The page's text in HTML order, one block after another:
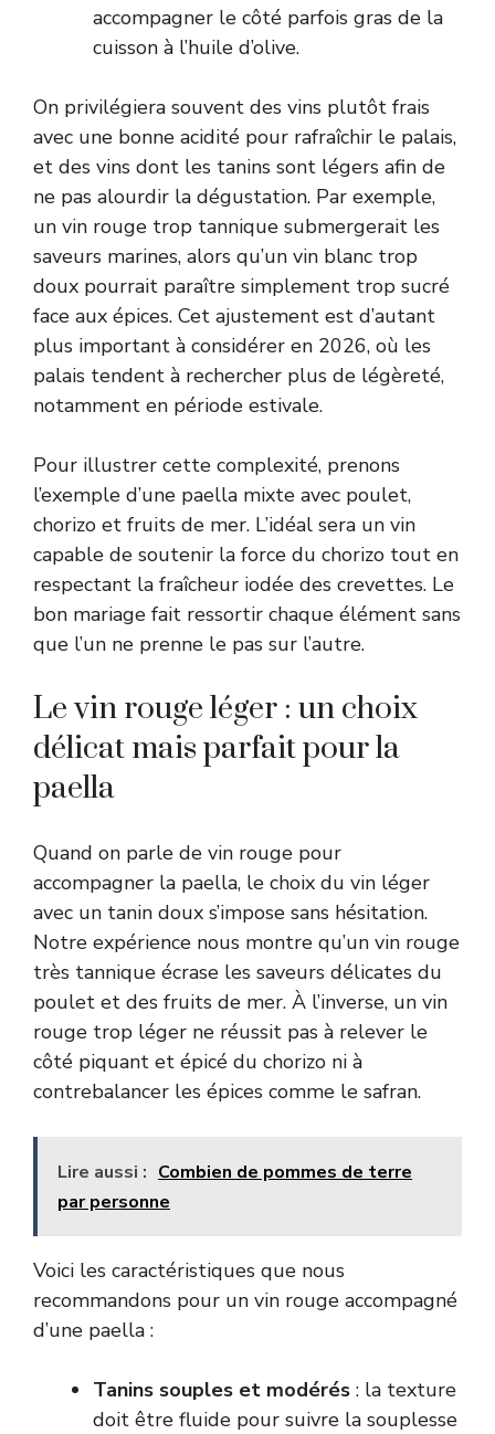
accompagner le côté parfois gras de la
cuisson à l’huile d’olive.
On privilégiera souvent des vins plutôt frais
avec une bonne acidité pour rafraîchir le palais,
et des vins dont les tanins sont légers afin de
ne pas alourdir la dégustation. Par exemple,
un vin rouge trop tannique submergerait les
saveurs marines, alors qu’un vin blanc trop
doux pourrait paraître simplement trop sucré
face aux épices. Cet ajustement est d’autant
plus important à considérer en 2026, où les
palais tendent à rechercher plus de légèreté,
notamment en période estivale.
Pour illustrer cette complexité, prenons
l’exemple d’une paella mixte avec poulet,
chorizo et fruits de mer. L’idéal sera un vin
capable de soutenir la force du chorizo tout en
respectant la fraîcheur iodée des crevettes. Le
bon mariage fait ressortir chaque élément sans
que l’un ne prenne le pas sur l’autre.
Le vin rouge léger : un choix
délicat mais parfait pour la
paella
Quand on parle de vin rouge pour
accompagner la paella, le choix du vin léger
avec un tanin doux s’impose sans hésitation.
Notre expérience nous montre qu’un vin rouge
très tannique écrase les saveurs délicates du
poulet et des fruits de mer. À l’inverse, un vin
rouge trop léger ne réussit pas à relever le
côté piquant et épicé du chorizo ni à
contrebalancer les épices comme le safran.
Lire aussi : Combien de pommes de terre
par personne
Voici les caractéristiques que nous
recommandons pour un vin rouge accompagné
d’une paella :
Tanins souples et modérés : la texture
doit être fluide pour suivre la souplesse